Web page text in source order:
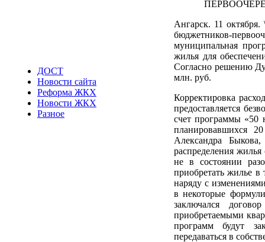
ДОСТ
Новости сайта
Реформа ЖКХ
Новости ЖКХ
Разное
Ангарск. 11
бюджетников-
муниципальная
жилья для
Согласно решению
млн. руб.
Корректировка
предоставляется
счет программы «50
планировавшихся
Александра
распределения
не в состоянии
приобретать жилье
наряду с
в некоторые
заключался
приобретаемыми
программ будут
передаваться в